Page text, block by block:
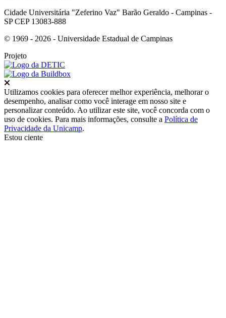
Cidade Universitária "Zeferino Vaz" Barão Geraldo - Campinas -
SP CEP 13083-888
© 1969 - 2026 - Universidade Estadual de Campinas
Projeto
Utilizamos cookies para oferecer melhor experiência, melhorar o
desempenho, analisar como você interage em nosso site e
personalizar conteúdo. Ao utilizar este site, você concorda com o
uso de cookies. Para mais informações, consulte a Política de
Privacidade da Unicamp.
Estou ciente